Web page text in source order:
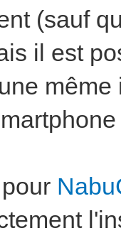
(sauf
il est